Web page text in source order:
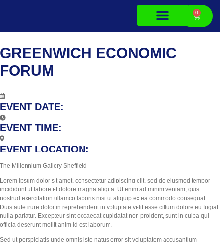
0
GREENWICH ECONOMIC
FORUM
EVENT DATE:
EVENT TIME:
EVENT LOCATION:
The Millennium Gallery Sheffield
Lorem ipsum dolor sit amet, consectetur adipiscing elit, sed do eiusmod tempor
incididunt ut labore et dolore magna aliqua. Ut enim ad minim veniam, quis
nostrud exercitation ullamco laboris nisi ut aliquip ex ea commodo consequat.
Duis aute irure dolor in reprehenderit in voluptate velit esse cillum dolore eu fugiat
nulla pariatur. Excepteur sint occaecat cupidatat non proident, sunt in culpa qui
officia deserunt mollit anim id est laborum.
Sed ut perspiciatis unde omnis iste natus error sit voluptatem accusantium